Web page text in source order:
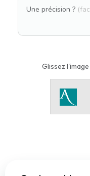
Une précision ?
Glissez